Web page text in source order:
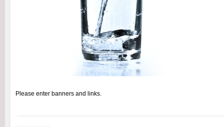
Please enter banners and links.